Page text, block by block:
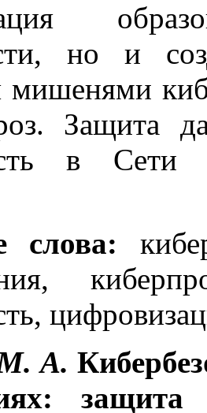
но и
мишенями
Защита
в Сети
слова:
А.